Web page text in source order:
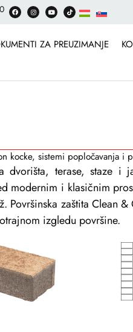
ZA PREUZIMANJE
kocke, sistemi popločavanja i
terase, staze i
modernim i klasičnim
Površinska zaštita Clean
izgledu površine.